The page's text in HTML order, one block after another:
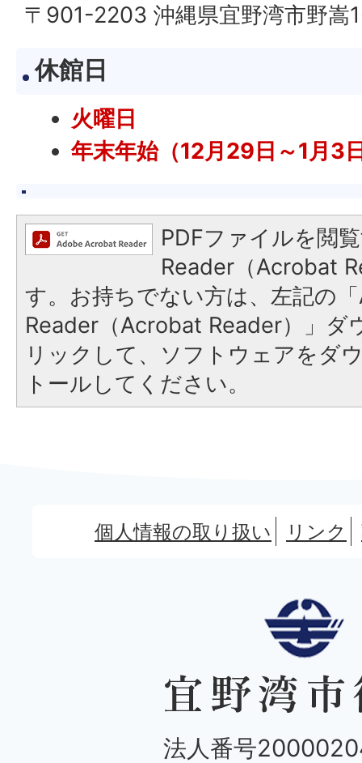
〒901-2203 沖縄県宜野湾市野嵩
休館日
火曜日
年末年始（12月29日～1月3
PDFファイルを閲
Reader（Acrobat
す。お持ちでない方は、左記の
Reader（Acrobat Reader）」ダ
リックして、ソフトウェアをダ
トールしてください。
個人情報の取り扱い リンク
法人番号